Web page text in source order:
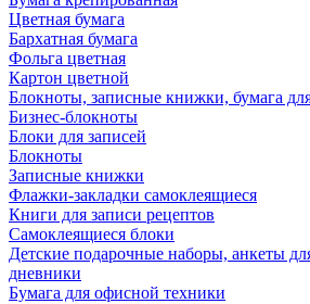
Цветная бумага
Бархатная бумага
Фольга цветная
Картон цветной
Блокноты, записные книжки, бумага
Бизнес-блокноты
Блоки для записей
Блокноты
Записные книжки
Флажки-закладки самоклеящиеся
Книги для записи рецептов
Самоклеящиеся блоки
Детские подарочные наборы, анкеты
дневники
Бумага для офисной техники